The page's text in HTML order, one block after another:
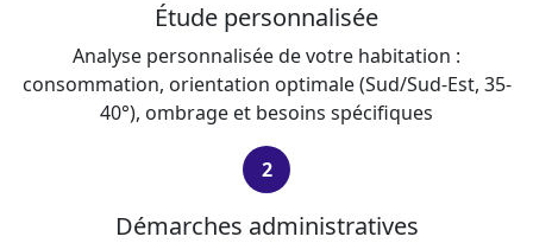
Étude personnalisée
Analyse personnalisée de votre habitation :
consommation, orientation optimale (Sud/Sud-Est, 35-
40°), ombrage et besoins spécifiques
2
Démarches administratives